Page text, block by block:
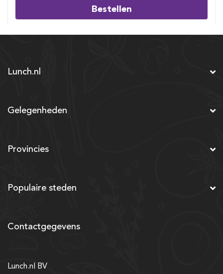
Bestellen
Lunch.nl
Gelegenheden
Provincies
Populaire steden
Contactgegevens
Lunch.nl BV